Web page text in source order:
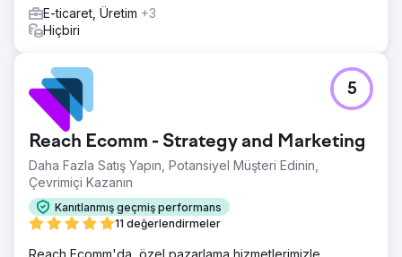
E-ticaret, Üretim +3
Hiçbiri
Reach Ecomm - Strategy and Marketing
Daha Fazla Satış Yapın, Potansiyel Müşteri Edinin,
Çevrimiçi Kazanın
Kanıtlanmış geçmiş performans
11 değerlendirmeler
5
Reach Ecomm'da, özel pazarlama hizmetlerimizle